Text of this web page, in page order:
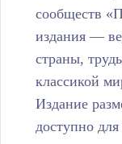
сообществ
издания —
страны,
классикой
Издание
доступно